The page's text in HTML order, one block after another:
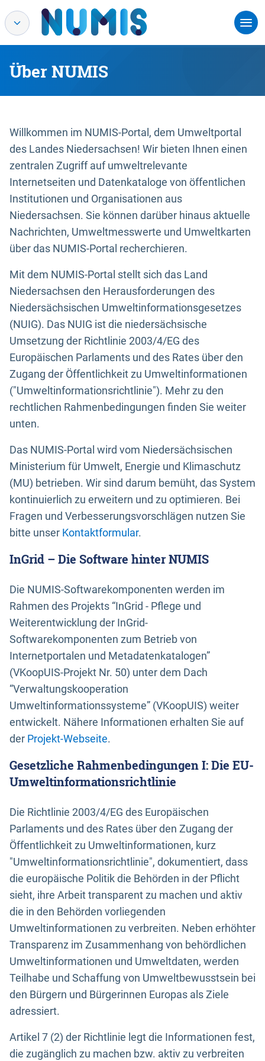
Über NUMIS
Willkommen im NUMIS-Portal, dem Umweltportal
des Landes Niedersachsen! Wir bieten Ihnen einen
zentralen Zugriff auf umweltrelevante
Internetseiten und Datenkataloge von öffentlichen
Institutionen und Organisationen aus
Niedersachsen. Sie können darüber hinaus aktuelle
Nachrichten, Umweltmesswerte und Umweltkarten
über das NUMIS-Portal recherchieren.
Mit dem NUMIS-Portal stellt sich das Land
Niedersachsen den Herausforderungen des
Niedersächsischen Umweltinformationsgesetzes
(NUIG). Das NUIG ist die niedersächsische
Umsetzung der Richtlinie 2003/4/EG des
Europäischen Parlaments und des Rates über den
Zugang der Öffentlichkeit zu Umweltinformationen
("Umweltinformationsrichtlinie"). Mehr zu den
rechtlichen Rahmenbedingungen finden Sie weiter
unten.
Das NUMIS-Portal wird vom Niedersächsischen
Ministerium für Umwelt, Energie und Klimaschutz
(MU) betrieben. Wir sind darum bemüht, das System
kontinuierlich zu erweitern und zu optimieren. Bei
Fragen und Verbesserungsvorschlägen nutzen Sie
bitte unser Kontaktformular.
InGrid – Die Software hinter NUMIS
Die NUMIS-Softwarekomponenten werden im
Rahmen des Projekts “InGrid - Pflege und
Weiterentwicklung der InGrid-
Softwarekomponenten zum Betrieb von
Internetportalen und Metadatenkatalogen”
(VKoopUIS-Projekt Nr. 50) unter dem Dach
“Verwaltungskooperation
Umweltinformationssysteme” (VKoopUIS) weiter
entwickelt. Nähere Informationen erhalten Sie auf
der Projekt-Webseite.
Gesetzliche Rahmenbedingungen I: Die EU-
Umweltinformationsrichtlinie
Die Richtlinie 2003/4/EG des Europäischen
Parlaments und des Rates über den Zugang der
Öffentlichkeit zu Umweltinformationen, kurz
"Umweltinformationsrichtlinie", dokumentiert, dass
die europäische Politik die Behörden in der Pflicht
sieht, ihre Arbeit transparent zu machen und aktiv
die in den Behörden vorliegenden
Umweltinformationen zu verbreiten. Neben erhöhter
Transparenz im Zusammenhang von behördlichen
Umweltinformationen und Umweltdaten, werden
Teilhabe und Schaffung von Umweltbewusstsein bei
den Bürgern und Bürgerinnen Europas als Ziele
adressiert.
Artikel 7 (2) der Richtlinie legt die Informationen fest,
die zugänglich zu machen bzw. aktiv zu verbreiten